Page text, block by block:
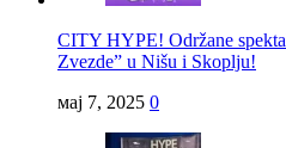
CITY HYPE! Održane
Zvezde” u Nišu i Skoplju!
мај 7, 2025 0